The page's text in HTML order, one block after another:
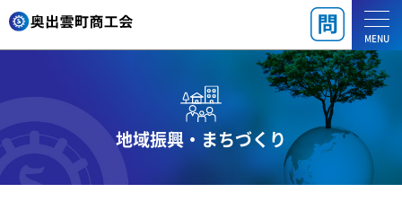
MENU
地域振興・まちづくり